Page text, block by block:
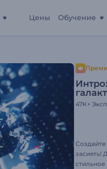
Цены Обучение
47K+
засиять!